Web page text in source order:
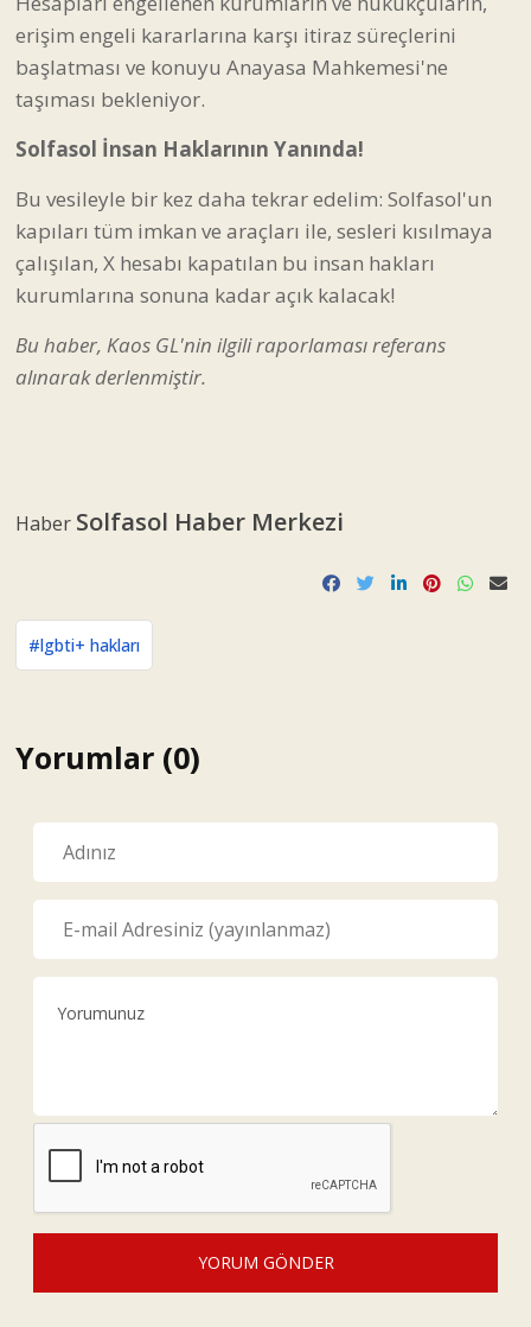
erişim engeli kararlarına karşı itiraz süreçlerini
başlatması ve konuyu Anayasa Mahkemesi'ne
taşıması bekleniyor.
Solfasol İnsan Haklarının Yanında!
Bu vesileyle bir kez daha tekrar edelim: Solfasol'un
kapıları tüm imkan ve araçları ile, sesleri kısılmaya
çalışılan, X hesabı kapatılan bu insan hakları
kurumlarına sonuna kadar açık kalacak!
Bu haber, Kaos GL'nin ilgili raporlamasıreferans
alınarak derlenmiştir.
Haber Solfasol Haber Merkezi
#lgbti+ hakları
Yorumlar (0)
YORUM GÖNDER